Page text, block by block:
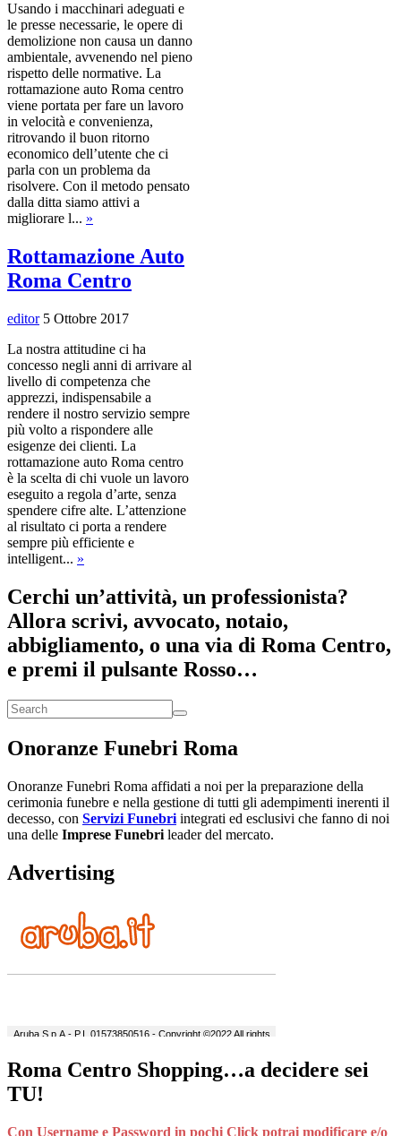
Usando i macchinari adeguati e
le presse necessarie, le opere di
demolizione non causa un danno
ambientale, avvenendo nel pieno
rispetto delle normative. La
rottamazione auto Roma centro
viene portata per fare un lavoro
in velocità e convenienza,
ritrovando il buon ritorno
economico dell’utente che ci
parla con un problema da
risolvere. Con il metodo pensato
dalla ditta siamo attivi a
migliorare l... »
Rottamazione Auto
Roma Centro
editor 5 Ottobre 2017
La nostra attitudine ci ha
concesso negli anni di arrivare al
livello di competenza che
apprezzi, indispensabile a
rendere il nostro servizio sempre
più volto a rispondere alle
esigenze dei clienti. La
rottamazione auto Roma centro
è la scelta di chi vuole un lavoro
eseguito a regola d’arte, senza
spendere cifre alte. L’attenzione
al risultato ci porta a rendere
sempre più efficiente e
intelligent... »
Cerchi un’attività, un professionista?
Allora scrivi, avvocato, notaio,
abbigliamento, o una via di Roma Centro,
e premi il pulsante Rosso…
Onoranze Funebri Roma
Onoranze Funebri Roma affidati a noi per la preparazione della
cerimonia funebre e nella gestione di tutti gli adempimenti inerenti il
decesso, con Servizi Funebri integrati ed esclusivi che fanno di noi
una delle Imprese Funebri leader del mercato.
Advertising
Roma Centro Shopping…a decidere sei
TU!
Con Username e Password in pochi Click potrai modificare e/o